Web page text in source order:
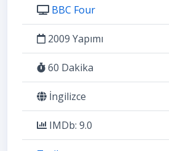
BBC Four
2009 Yapımı
60 Dakika
İngilizce
IMDb: 9.0